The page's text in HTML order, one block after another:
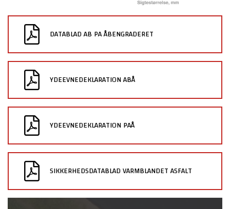
DATABLAD AB PA ÅBENGRADERET
YDEEVNEDEKLARATION ABÅ
YDEEVNEDEKLARATION PAÅ
SIKKERHEDSDATABLAD VARMBLANDET ASFALT